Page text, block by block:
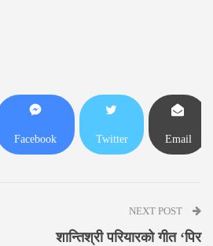
Facebook Twitter Email
NEXT POST
शान्तिश्री परियारको गीत ‘पिर